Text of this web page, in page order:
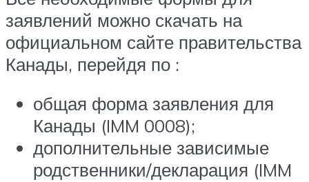
заявлений можно скачать на
официальном сайте правительства
Канады, перейдя по :
общая форма заявления для
Канады (IMM 0008);
дополнительные зависимые
родственники/декларация (IMM